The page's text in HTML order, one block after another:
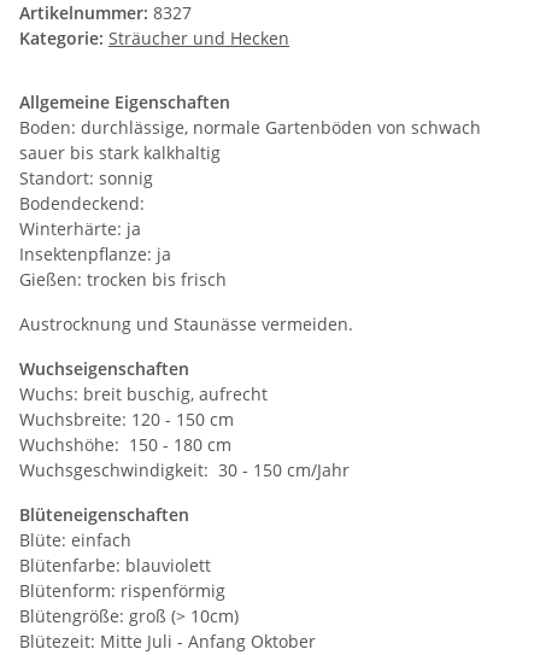
Artikelnummer: 8327
Kategorie: Sträucher und Hecken
Allgemeine Eigenschaften
Boden: durchlässige, normale Gartenböden von schwach
sauer bis stark kalkhaltig
Standort: sonnig
Bodendeckend:
Winterhärte: ja
Insektenpflanze: ja
Gießen: trocken bis frisch
Austrocknung und Staunässe vermeiden.
Wuchseigenschaften
Wuchs: breit buschig, aufrecht
Wuchsbreite: 120 - 150 cm
Wuchshöhe: 150 - 180 cm
Wuchsgeschwindigkeit: 30 - 150 cm/Jahr
Blüteneigenschaften
Blüte: einfach
Blütenfarbe: blauviolett
Blütenform: rispenförmig
Blütengröße: groß (> 10cm)
Blütezeit: Mitte Juli - Anfang Oktober